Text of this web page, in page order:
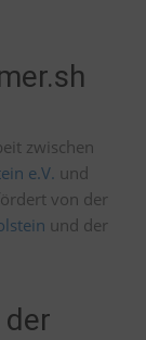
zwischen
e.V. und
von der
und der